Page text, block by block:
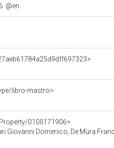
@en
libro-mastro>
0100171906>
Giovanni Domenico, De Mura